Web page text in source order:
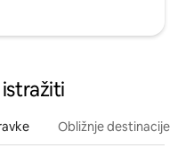
Obližnje destinacije